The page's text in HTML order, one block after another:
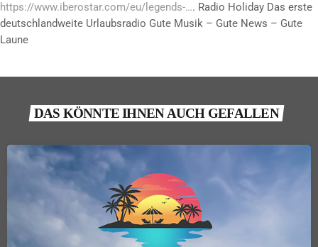
https://www.iberostar.com/eu/legends-…. Radio Holiday Das erste
deutschlandweite Urlaubsradio Gute Musik – Gute News – Gute
Laune
DAS KÖNNTE IHNEN AUCH GEFALLEN